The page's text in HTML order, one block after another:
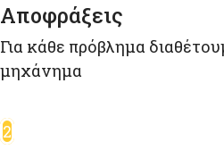
Αποφράξεις
Για κάθε πρόβλημα
μηχάνημα
2